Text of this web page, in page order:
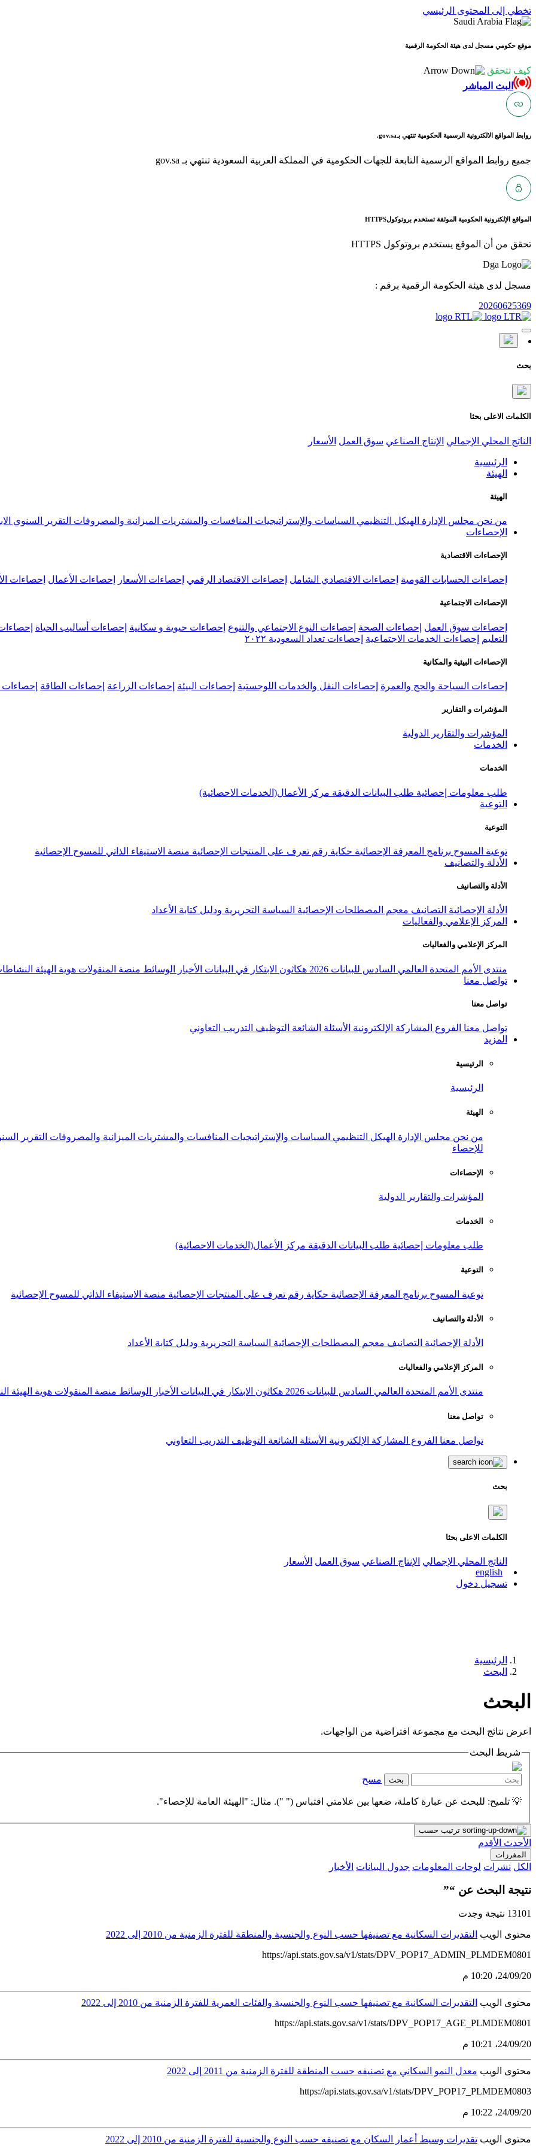
تخطي إلى المحتوى الرئيسي
موقع حكومي مسجل لدى هيئة الحكومة الرقمية
كيف تتحقق
البث المباشر
روابط المواقع الالكترونية الرسمية الحكومية تنتهي بـgov.sa.
جميع روابط المواقع الرسمية التابعة للجهات الحكومية في المملكة العربية السعودية تنتهي بـ gov.sa
المواقع الإلكترونية الحكومية الموثقة تستخدم بروتوكولHTTPS
تحقق من أن الموقع يستخدم بروتوكول HTTPS
مسجل لدى هيئة الحكومة الرقمية برقم :
20260625369
بحث
الكلمات الاعلى بحثا
الناتج المحلي الإجمالي الإنتاج الصناعي سوق العمل الأسعار
الرئيسية
الهيئة
الهيئة
من نحن مجلس الإدارة الهيكل التنظيمي السياسات والإستراتيجيات المنافسات والمشتريات الميزانية والمصروفات التقرير السنوي
الإحصاءات
الإحصاءات الاقتصادية
إحصاءات الحسابات القومية إحصاءات الاقتصادي الشامل إحصاءات الاقتصاد الرقمي إحصاءات الأسعار إحصاءات الأعمال إحصاءات
الإحصاءات الاجتماعية
إحصاءات سوق العمل إحصاءات الصحة إحصاءات النوع الاجتماعي والتنوع إحصاءات حيوية و سكانية إحصاءات أساليب الحياة
التعليم
إحصاءات الخدمات الاجتماعية إحصاءات تعداد السعودية ٢٠٢٢
الإحصاءات البيئية والمكانية
إحصاءات السياحة والحج والعمرة إحصاءات النقل والخدمات اللوجستية إحصاءات البيئة إحصاءات الزراعة إحصاءات الطاقة إحصاءات
المؤشرات و التقارير
المؤشرات والتقارير الدولية
الخدمات
الخدمات
طلب معلومات إحصائية طلب البيانات الدقيقة مركز الأعمال(الخدمات الاحصائية)
التوعية
التوعية
توعية المسوح برنامج المعرفة الإحصائية حكاية رقم تعرف على المنتجات الإحصائية منصة الاستيفاء الذاتي للمسوح الإحصائية
الأدلة والتصانيف
الأدلة والتصانيف
الأدلة الإحصائية التصانيف معجم المصطلحات الإحصائية السياسة التحريرية ودليل كتابة الأعداد
المركز الإعلامي والفعاليات
المركز الإعلامي والفعاليات
منتدى الأمم المتحدة العالمي السادس للبيانات 2026 هكاثون الابتكار في البيانات الأخبار الوسائط منصة المنقولات هوية الهيئة
تواصل معنا
تواصل معنا
تواصل معنا الفروع المشاركة الإلكترونية الأسئلة الشائعة التوظيف التدريب التعاوني
المزيد
الرئيسية
الرئيسية
الهيئة
من نحن مجلس الإدارة الهيكل التنظيمي السياسات والإستراتيجيات المنافسات والمشتريات الميزانية والمصروفات التقرير
للإحصاء
الإحصاءات
المؤشرات والتقارير الدولية
الخدمات
طلب معلومات إحصائية طلب البيانات الدقيقة مركز الأعمال(الخدمات الاحصائية)
التوعية
توعية المسوح برنامج المعرفة الإحصائية حكاية رقم تعرف على المنتجات الإحصائية منصة الاستيفاء الذاتي للمسوح الإحصائية
الأدلة والتصانيف
الأدلة الإحصائية التصانيف معجم المصطلحات الإحصائية السياسة التحريرية ودليل كتابة الأعداد
المركز الإعلامي والفعاليات
منتدى الأمم المتحدة العالمي السادس للبيانات 2026 هكاثون الابتكار في البيانات الأخبار الوسائط منصة المنقولات هوية الهيئة
تواصل معنا
تواصل معنا الفروع المشاركة الإلكترونية الأسئلة الشائعة التوظيف التدريب التعاوني
بحث
الكلمات الاعلى بحثا
الناتج المحلي الإجمالي الإنتاج الصناعي سوق العمل الأسعار
english
تسجيل دخول
الرئيسية
البحث
البحث
اعرض نتائج البحث مع مجموعة افتراضية من الواجهات.
شريط البحث
بحث مسح
💡 تلميح: للبحث عن عبارة كاملة، ضعها بين علامتي اقتباس (" "). مثال: "الهيئة العامة للإحصاء".
ترتيب حسب
الأحدث الأقدم
المفرزات
الكل نشرات لوحات المعلومات جدول البيانات الأخبار
نتيجة البحث عن “”
13101 نتيجة وجدت
محتوى الويب التقديرات السكانية مع تصنيفها حسب النوع والجنسية والمنطقة للفترة الزمنية من 2010 إلى 2022
https://api.stats.gov.sa/v1/stats/DPV_POP17_ADMIN_PLMDEM0801
20‏/09‏/24، 10:20 م
محتوى الويب التقديرات السكانية مع تصنيفها حسب النوع والجنسية والفئات العمرية للفترة الزمنية من 2010 إلى 2022
https://api.stats.gov.sa/v1/stats/DPV_POP17_AGE_PLMDEM0801
20‏/09‏/24، 10:21 م
محتوى الويب معدل النمو السكاني مع تصنيفه حسب المنطقة للفترة الزمنية من 2011 إلى 2022
https://api.stats.gov.sa/v1/stats/DPV_POP17_PLMDEM0803
20‏/09‏/24، 10:22 م
محتوى الويب تقديرات وسيط أعمار السكان مع تصنيفه حسب النوع والجنسية للفترة الزمنية من 2010 إلى 2022